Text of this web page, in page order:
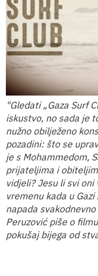
"Gledati „Gaza Surf
iskustvo, no sada je
nužno obilježeno
pozadini: što se
je s Mohammedom,
prijateljima i
vidjeli? Jesu li svi
vremenu kada u
napada
Peruzović piše o
pokušaj bijega od